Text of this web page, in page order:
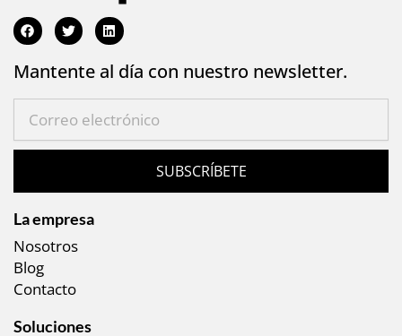
Mantente al día con nuestro newsletter.
SUBSCRÍBETE
La empresa
Nosotros
Blog
Contacto
Soluciones